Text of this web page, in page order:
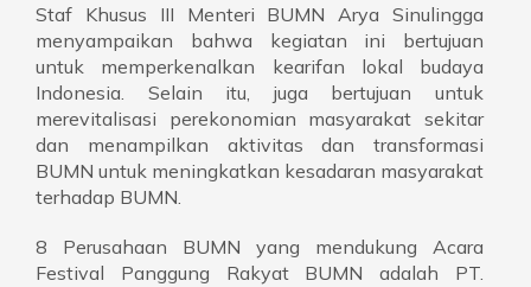
Staf Khusus III Menteri BUMN Arya Sinulingga
menyampaikan bahwa kegiatan ini bertujuan
untuk memperkenalkan kearifan lokal budaya
Indonesia. Selain itu, juga bertujuan untuk
merevitalisasi perekonomian masyarakat sekitar
dan menampilkan aktivitas dan transformasi
BUMN untuk meningkatkan kesadaran masyarakat
terhadap BUMN.
8 Perusahaan BUMN yang mendukung Acara
Festival Panggung Rakyat BUMN adalah PT.